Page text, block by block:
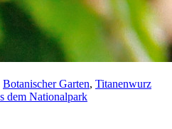
Botanischer Garten, Titanenwurz
dem Nationalpark